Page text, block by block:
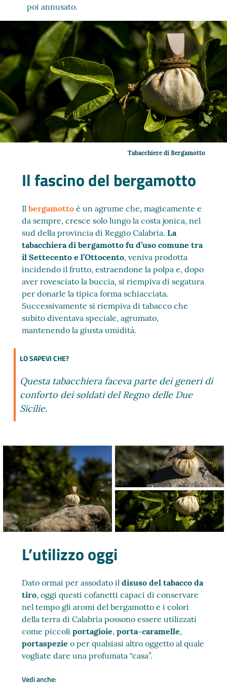
poi annusato.
Tabacchiere di Bergamotto
Il fascino del bergamotto
Ilbergamottoè un agrume che, magicamente e
da sempre, cresce solo lungo la costa jonica, nel
sud della provincia di Reggio Calabria.La
tabacchiera di bergamotto fu d’uso comune tra
il Settecento e l’Ottocento, veniva prodotta
incidendo il frutto, estraendone la polpa e, dopo
aver rovesciato la buccia, si riempiva di segatura
per donarle la tipica forma schiacciata.
Successivamente si riempiva di tabacco che
subito diventava speciale, agrumato,
mantenendo la giusta umidità.
LO SAPEVI CHE?
Questa tabacchiera faceva parte dei generi di
conforto dei soldati del Regno delle Due
Sicilie.
L’utilizzo oggi
Dato ormai per assodato ildisuso del tabacco da
tiro, oggi questi cofanetti capaci di conservare
nel tempo gli aromi del bergamotto e i colori
della terra di Calabria possono essere utilizzati
come piccoliportagioie,porta-caramelle,
portaspezieo per qualsiasi altro oggetto al quale
vogliate dare una profumata “casa”.
Vedi anche: